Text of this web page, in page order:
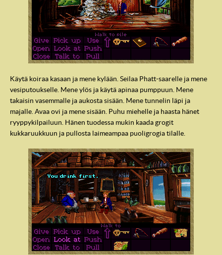
Käytä koiraa kasaan ja mene kylään. Seilaa Phatt-saarelle ja mene
vesiputoukselle. Mene ylös ja käytä apinaa pumppuun. Mene
takaisin vasemmalle ja aukosta sisään. Mene tunnelin läpi ja
majalle. Avaa ovi ja mene sisään. Puhu miehelle ja haasta hänet
ryyppykilpailuun. Hänen tuodessa mukin kaada grogit
kukkaruukkuun ja pullosta laimeampaa puoligrogia tilalle.